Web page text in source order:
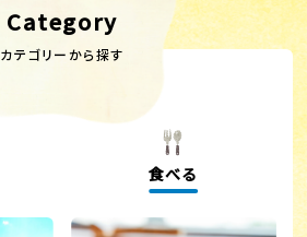
Category
カテゴリーから探す
食べる